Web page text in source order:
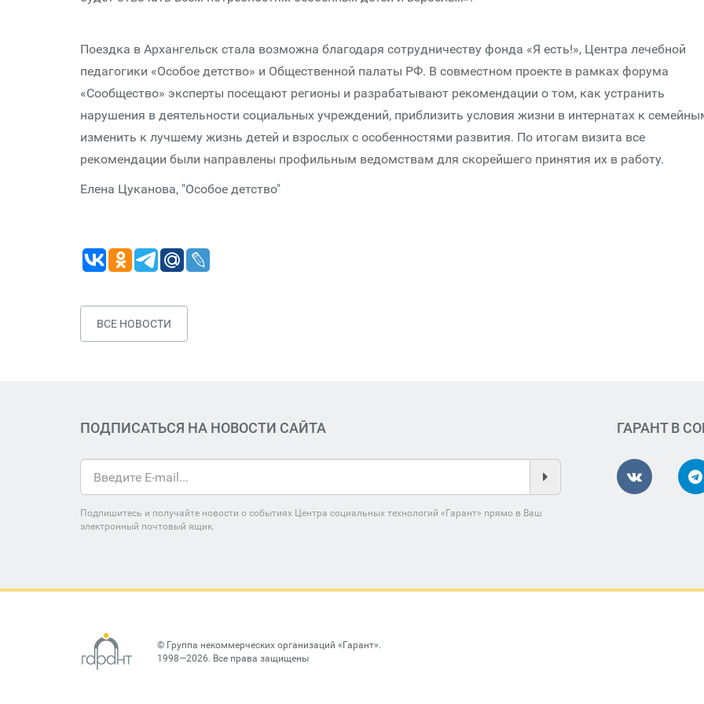
Поездка в Архангельск стала возможна благодаря сотрудничеству фонда «Я есть!», Центра лечебной
педагогики «Особое детство» и Общественной палаты РФ. В совместном проекте в рамках форума
«Сообщество» эксперты посещают регионы и разрабатывают рекомендации о том, как устранить
нарушения в деятельности социальных учреждений, приблизить условия жизни в интернатах к
изменить к лучшему жизнь детей и взрослых с особенностями развития. По итогам визита все
рекомендации были направлены профильным ведомствам для скорейшего принятия их в работу.
Елена Цуканова, "Особое детство"
ВСЕ НОВОСТИ
ПОДПИСАТЬСЯ НА НОВОСТИ САЙТА
Подпишитесь и получайте новости о событиях Центра социальных технологий «Гарант» прямо в Ваш
электронный почтовый ящик.
ГАРАНТ В
© Группа некоммерческих организаций «Гарант».
1998—2026. Все права защищены